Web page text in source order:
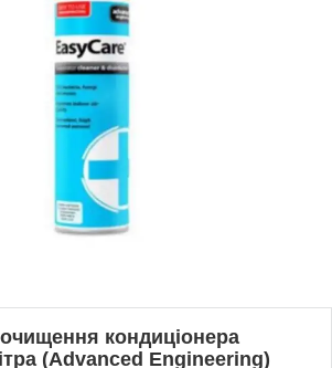
кондиціонера
(Advanced Engineering)